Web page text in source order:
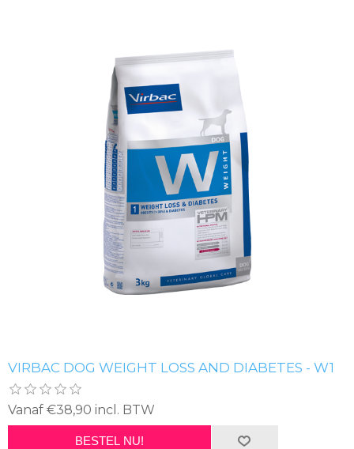
VIRBAC DOG WEIGHT LOSS AND DIABETES - W1
Vanaf €38,90 incl. BTW
BESTEL NU!